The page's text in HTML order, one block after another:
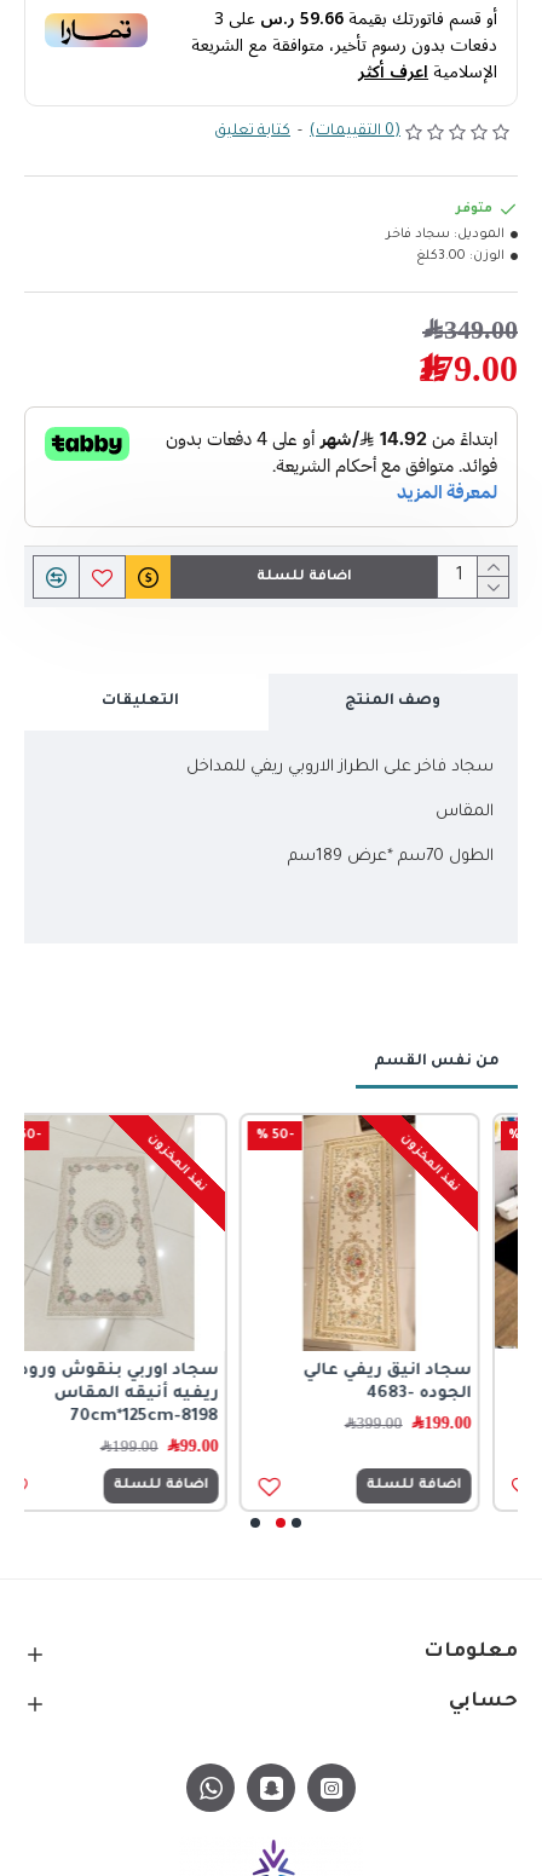
أو قسم فاتورتك بقيمة59.66 ر.س على3
دفعات بدون رسوم تأخير، متوافقة مع الشريعة
الإسلاميةاعرف أكثر
(0 التقييمات) - كتابة تعليق
179.00﷼
349.00﷼
متوفر
الموديل: سجاد فاخر
الوزن: 3.00كلغ
اضافة للسلة
وصف المنتج التعليقات
سجاد فاخر على الطراز الاروبي ريفي للمداخل
المقاس
الطول 70سم *عرض 189سم
من نفس القسم
نفذ المخزون
سجاد انيق ريفي عالي
الجوده -4683
199.00﷼ 399.00﷼
اضافة للسلة
نفذ المخزون
سجاد اوربي بنقوش ورود
ريفيه أنيقه المقاس
70cm*125cm-8198
99.00﷼ 199.00﷼
اضافة للسلة
معلومات
حسابي